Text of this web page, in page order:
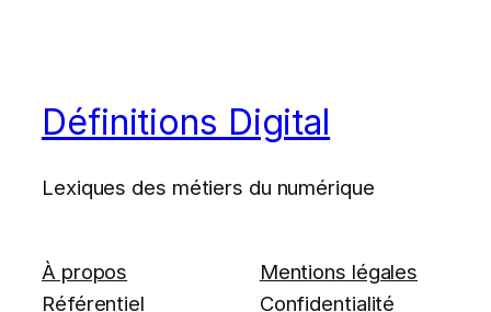
Définitions Digital
Lexiques des métiers du numérique
À propos
Référentiel
Mentions légales
Confidentialité